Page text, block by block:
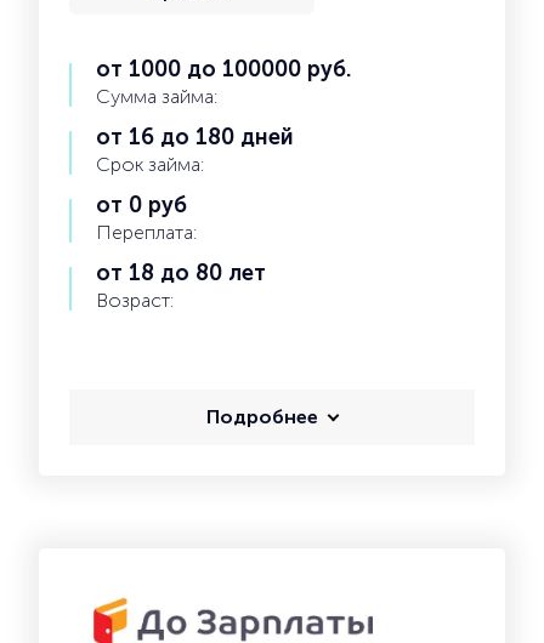
от 1000 до 100000 руб.
Сумма займа:
от 16 до 180 дней
Срок займа:
от 0 руб
Переплата:
от 18 до 80 лет
Возраст:
Подробнее